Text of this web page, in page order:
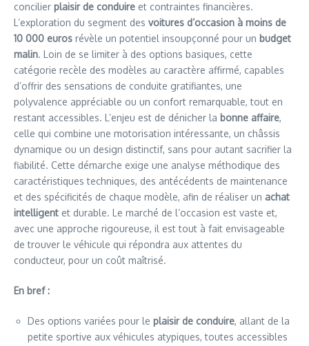
concilier plaisir de conduire et contraintes financières.
L’exploration du segment des voitures d’occasion à moins de
10 000 euros révèle un potentiel insoupçonné pour un budget
malin. Loin de se limiter à des options basiques, cette
catégorie recèle des modèles au caractère affirmé, capables
d’offrir des sensations de conduite gratifiantes, une
polyvalence appréciable ou un confort remarquable, tout en
restant accessibles. L’enjeu est de dénicher la bonne affaire,
celle qui combine une motorisation intéressante, un châssis
dynamique ou un design distinctif, sans pour autant sacrifier la
fiabilité. Cette démarche exige une analyse méthodique des
caractéristiques techniques, des antécédents de maintenance
et des spécificités de chaque modèle, afin de réaliser un achat
intelligent et durable. Le marché de l’occasion est vaste et,
avec une approche rigoureuse, il est tout à fait envisageable
de trouver le véhicule qui répondra aux attentes du
conducteur, pour un coût maîtrisé.
En bref :
Des options variées pour le plaisir de conduire, allant de la
petite sportive aux véhicules atypiques, toutes accessibles